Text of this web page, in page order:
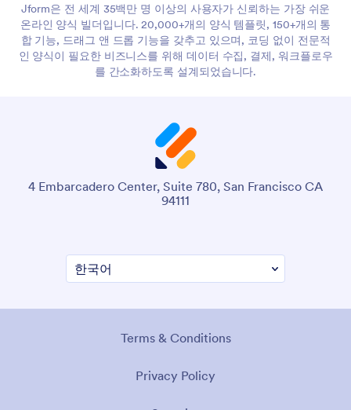
Jform은 전 세계 35백만 명 이상의 사용자가 신뢰하는 가장 쉬운
온라인 양식 빌더입니다. 20,000+개의 양식 템플릿, 150+개의 통
합 기능, 드래그 앤 드롭 기능을 갖추고 있으며, 코딩 없이 전문적
인 양식이 필요한 비즈니스를 위해 데이터 수집, 결제, 워크플로우
를 간소화하도록 설계되었습니다.
4 Embarcadero Center, Suite 780, San Francisco CA
94111
Terms & Conditions
Privacy Policy